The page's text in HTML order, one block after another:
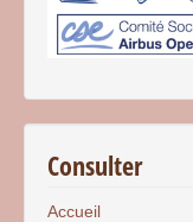
Consulter
Accueil